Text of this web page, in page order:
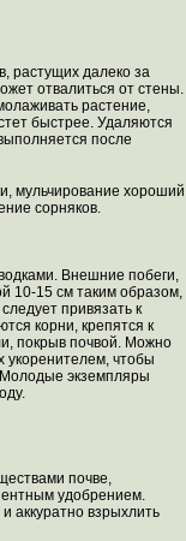
растущих далеко за
отвалиться от стены.
растение,
быстрее. Удаляются
после
мульчирование хороший
сорняков.
Внешние побеги,
10-15 см таким образом,
привязать к
корни, крепятся к
покрыв почвой. Можно
укоренителем, чтобы
Молодые экземпляры
почве,
удобрением.
аккуратно взрыхлить